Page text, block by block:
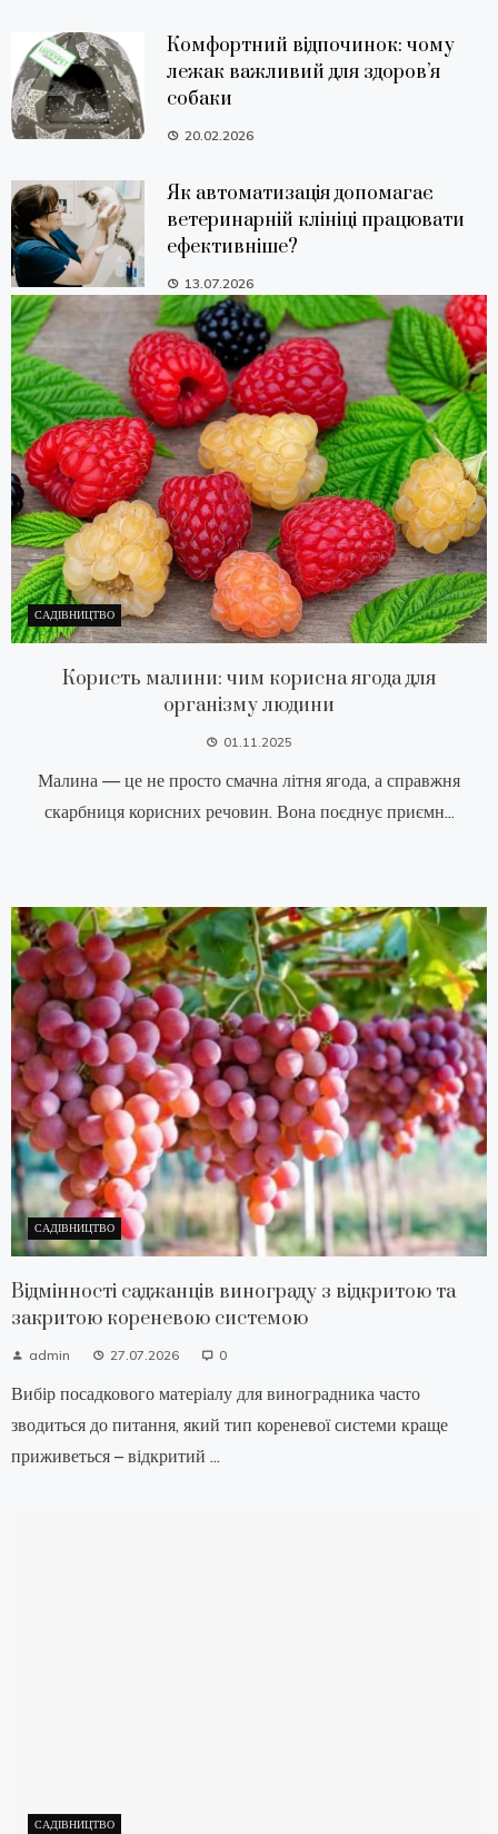
Комфортний відпочинок: чому
лежак важливий для здоров’я
собаки
20.02.2026
Як автоматизація допомагає
ветеринарній клініці працювати
ефективніше?
13.07.2026
САДІВНИЦТВО
Користь малини: чим корисна ягода для
організму людини
01.11.2025
Малина — це не просто смачна літня ягода, а справжня
скарбниця корисних речовин. Вона поєднує приємн...
САДІВНИЦТВО
Відмінності саджанців винограду з відкритою та
закритою кореневою системою
admin 27.07.2026 0
Вибір посадкового матеріалу для виноградника часто
зводиться до питання, який тип кореневої системи краще
приживеться – відкритий ...
САДІВНИЦТВО